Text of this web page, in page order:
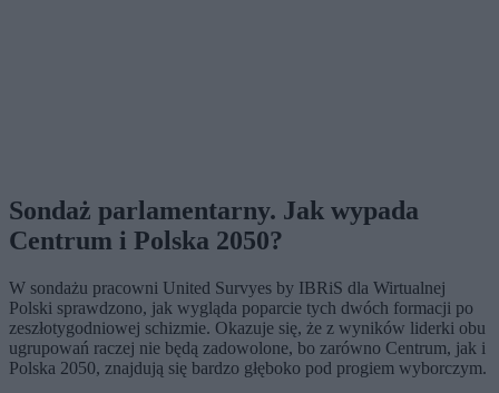
Sondaż parlamentarny. Jak wypada
Centrum i Polska 2050?
W sondażu pracowni United Survyes by IBRiS dla Wirtualnej
Polski sprawdzono, jak wygląda poparcie tych dwóch formacji po
zeszłotygodniowej schizmie. Okazuje się, że z wyników liderki obu
ugrupowań raczej nie będą zadowolone, bo zarówno Centrum, jak i
Polska 2050, znajdują się bardzo głęboko pod progiem wyborczym.